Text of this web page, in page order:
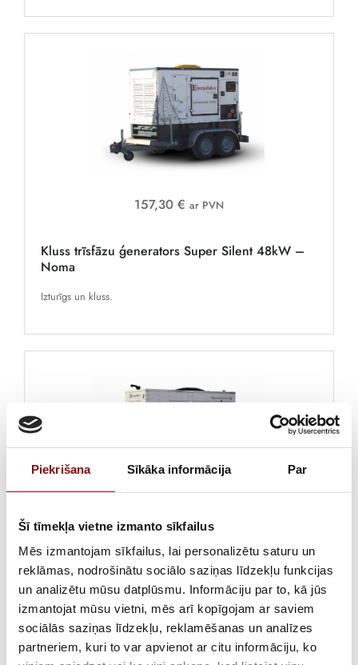
Piekrišana Sīkāka informācija Par
Šī tīmekļa vietne izmanto sīkfailus
Mēs izmantojam sīkfailus, lai personalizētu saturu un
reklāmas, nodrošinātu sociālo saziņas līdzekļu funkcijas
un analizētu mūsu datplūsmu. Informāciju par to, kā jūs
izmantojat mūsu vietni, mēs arī kopīgojam ar saviem
sociālās saziņas līdzekļu, reklamēšanas un analīzes
partneriem, kuri to var apvienot ar citu informāciju, ko
157,30 € ar PVN
Kluss trīsfāzu ģenerators Super Silent 48kW –
Noma
Izturīgs un kluss.
302,50 € ar PVN
Trīsfāzu ģenerators 240 kW (uz piekabes) –
Noma
Jaudīgs un piemērots paralēlam darbam.